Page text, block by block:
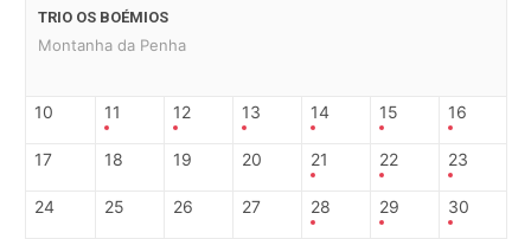
TRIO OS BOÉMIOS
Montanha da Penha
10 11 12 13 14 15 16
17 18 19 20 21 22 23
24 25 26 27 28 29 30